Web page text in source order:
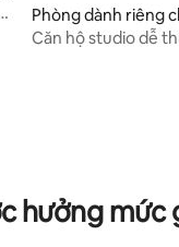
Phòng dành riêng
tại Ponder
Căn hộ studio dễ
hưởng